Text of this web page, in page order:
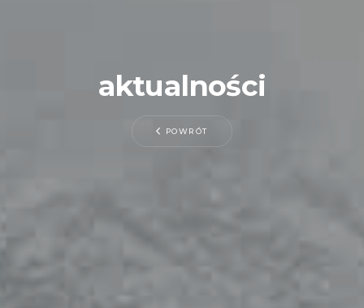
aktualności
POWRÓT